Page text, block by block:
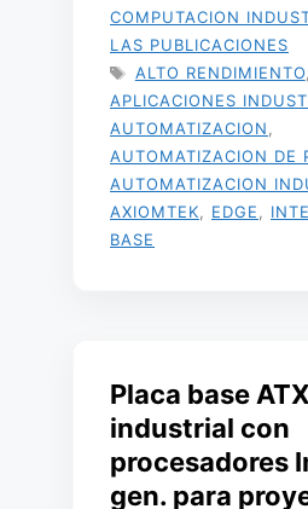
COMPUTACION
LAS PUBLICACIONES
ETIQUETAS
ALTO RENDIMIENTO
APLICACIONES
AUTOMATIZACION
AUTOMATIZACION DE
AUTOMATIZACION
AXIOMTEK
EDGE
BASE
Placa base ATX
industrial con
procesadores
gen. para